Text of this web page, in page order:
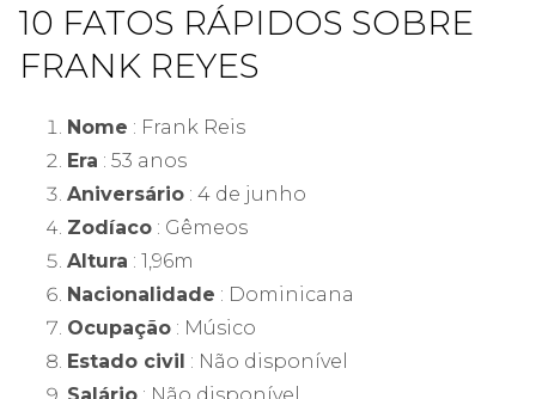
10 FATOS RÁPIDOS SOBRE
FRANK REYES
Nome : Frank Reis
Era : 53 anos
Aniversário : 4 de junho
Zodíaco : Gêmeos
Altura : 1,96m
Nacionalidade : Dominicana
Ocupação : Músico
Estado civil : Não disponível
Salário : Não disponível